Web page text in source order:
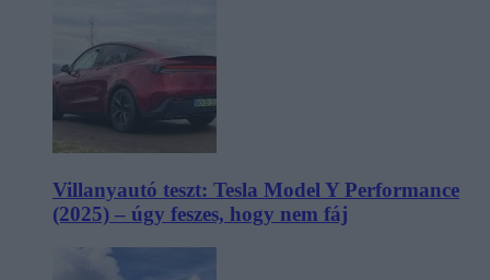
Villanyautó teszt: Tesla Model Y Performance
(2025) – úgy feszes, hogy nem fáj